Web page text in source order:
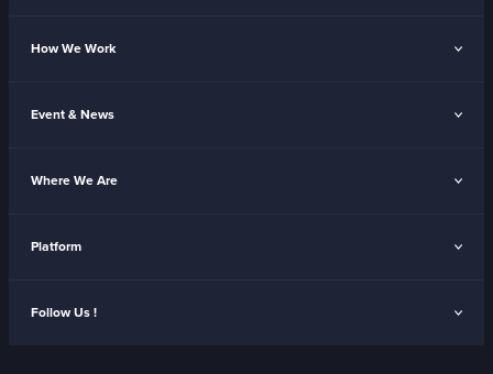
How We Work
Event & News
Where We Are
Platform
Follow Us !